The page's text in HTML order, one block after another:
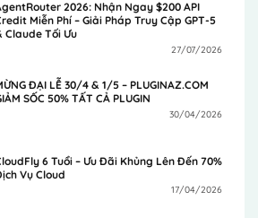
2026: Nhận Ngay $200 API
Miễn Phí – Giải Pháp Truy Cập GPT-5
Claude Tối Ưu
27/07/2026
ĐẠI LỄ 30/4 & 1/5 – PLUGINAZ.COM
SỐC 50% TẤT CẢ PLUGIN
30/04/2026
6 Tuổi – Ưu Đãi Khủng Lên Đến 70%
Vụ Cloud
17/04/2026